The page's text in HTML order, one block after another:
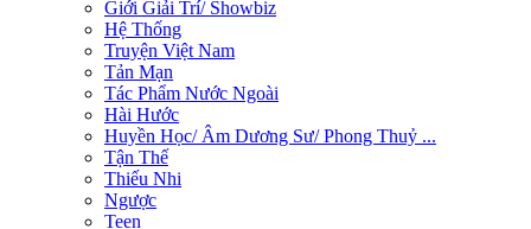
Giới Giải Trí/ Showbiz
Hệ Thống
Truyện Việt Nam
Tản Mạn
Tác Phẩm Nước Ngoài
Hài Hước
Huyền Học/ Âm Dương Sư/ Phong Thuỷ ...
Tận Thế
Thiếu Nhi
Ngược
Teen